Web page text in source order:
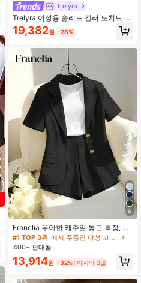
Trelyra
Trelyra 여성용 솔리드 컬러 노치드 브
이넥 탑과 긴 바지 캐주얼 데일리 2피
스 세트
19,382원 -28%
6
Franclia 우아한 캐주얼 통근 복장, 옐
로우 블레이저 스타일 반팔 재킷 및 반
바지/와이드 레그 팬츠 세트 포함, 여
성 봄/여름
#1 TOP 3위
에서 주름진 여성 코디네이터
400+ 판매됨
13,914원 -32% 마지막 3일